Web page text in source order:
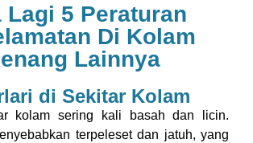
Lagi 5 Peraturan
Di Kolam
Lainnya
di Sekitar Kolam
kolam sering kali basah dan licin.
terpeleset dan jatuh, yang